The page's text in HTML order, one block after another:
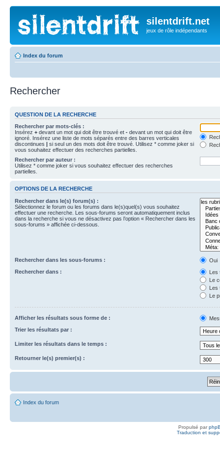
silentdrift.net
jeux de rôle indépendants
Index du forum
Rechercher
QUESTION DE LA RECHERCHE
Rechercher par mots-clés :
Insérez + devant un mot qui doit être trouvé et - devant un mot qui doit être
ignoré. Insérez une liste de mots séparés entre des barres verticales
discontinues | si seul un des mots doit être trouvé. Utilisez * comme joker si
vous souhaitez effectuer des recherches partielles.
Rechercher par auteur :
Utilisez * comme joker si vous souhaitez effectuer des recherches
partielles.
OPTIONS DE LA RECHERCHE
Rechercher dans le(s) forum(s) :
Sélectionnez le forum ou les forums dans le(s)quel(s) vous souhaitez
effectuer une recherche. Les sous-forums seront automatiquement inclus
dans la recherche si vous ne désactivez pas l’option « Rechercher dans les
sous-forums » affichée ci-dessous.
Rechercher dans les sous-forums :
Oui
Rechercher dans :
Les
Le
Les
Le
Afficher les résultats sous forme de :
Trier les résultats par :
Limiter les résultats dans le temps :
Retourner le(s) premier(s) :
Index du forum
Propulsé par
Traduction et